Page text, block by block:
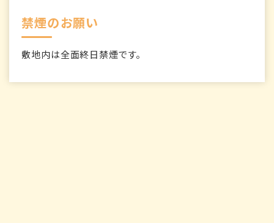
禁煙のお願い
敷地内は全面終日禁煙です。